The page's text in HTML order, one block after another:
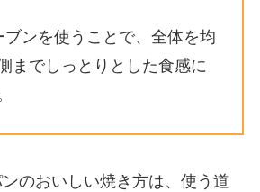
ブンを使うことで、全体を均
までしっとりとした食感に
のおいしい焼き方は、使う道